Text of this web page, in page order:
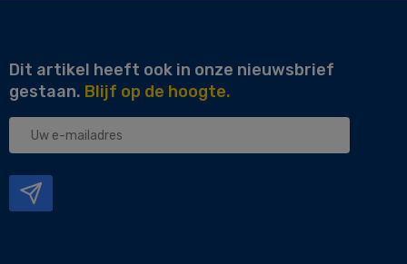
Dit artikel heeft ook in onze nieuwsbrief
gestaan. Blijf op de hoogte.
Uw